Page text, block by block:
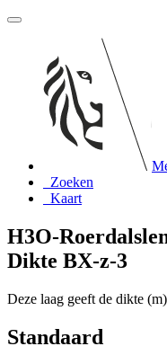
Zoeken
Kaart
H3O-
Dikte BX-z-3
Deze laag geeft de dikte
Standaard